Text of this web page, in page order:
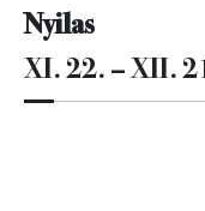
Nyilas
XI. 22. – XII.